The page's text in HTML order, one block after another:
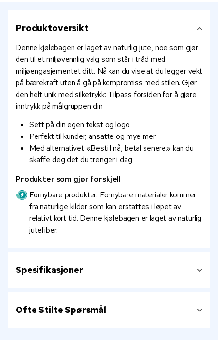
Produktoversikt
Denne kjølebagen er laget av naturlig jute, noe som gjør
den til et miljøvennlig valg som står i tråd med
miljøengasjementet ditt. Nå kan du vise at du legger vekt
på bærekraft uten å gå på kompromiss med stilen. Gjør
den helt unik med silketrykk: Tilpass forsiden for å gjøre
inntrykk på målgruppen din
Sett på din egen tekst og logo
Perfekt til kunder, ansatte og mye mer
Med alternativet «Bestill nå, betal senere» kan du
skaffe deg det du trenger i dag
Produkter som gjør forskjell
Fornybare produkter: Fornybare materialer kommer
fra naturlige kilder som kan erstattes i løpet av
relativt kort tid. Denne kjølebagen er laget av naturlig
jutefiber.
Spesifikasjoner
Ofte Stilte Spørsmål